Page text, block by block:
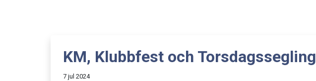
KM, Klubbfest och Torsdagssegling
7 jul 2024